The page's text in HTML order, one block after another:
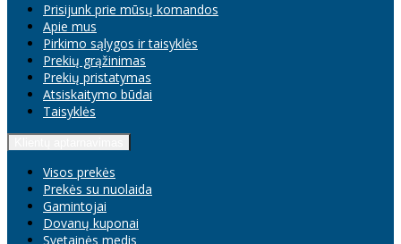
Prisijunk prie mūsų komandos
Apie mus
Pirkimo sąlygos ir taisyklės
Prekių grąžinimas
Prekių pristatymas
Atsiskaitymo būdai
Taisyklės
Visos prekės
Prekės su nuolaida
Gamintojai
Dovanų kuponai
Svetainės medis